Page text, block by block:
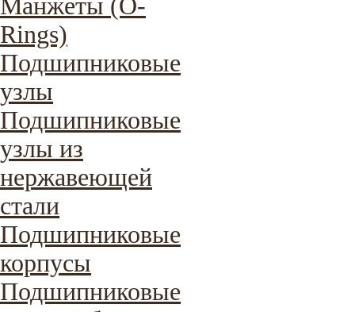
Манжеты (O-
Rings)
Подшипниковые
узлы
Подшипниковые
узлы из
нержавеющей
стали
Подшипниковые
корпусы
Подшипниковые